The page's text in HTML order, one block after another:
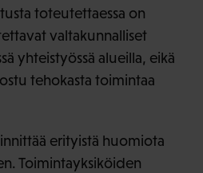
toteutettaessa on
valtakunnalliset
yhteistyössä alueilla, eikä
tehokasta toimintaa
erityistä huomiota
Toimintayksiköiden